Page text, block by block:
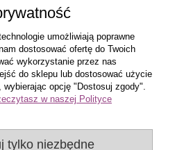
umożliwiają poprawne
dostosować ofertę do Twoich
wykorzystanie przez nas
do sklepu lub dostosować użycie
opcję "Dostosuj zgody".
w naszej Polityce
tylko niezbędne